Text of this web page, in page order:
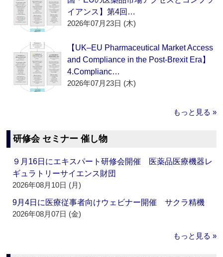
イアンス】第4回…
2026年07月23日 (木)
【UK–EU Pharmaceutical Market Access
and Compliance in the Post-Brexit Era】
4.Complianc…
2026年07月23日 (木)
もっと見る »
研修会 セミナー 催し物
９月16日にエキスパート研修会開催 医薬品医療機器レ
ギュラトリーサイエンス財団
2026年08月10日 (月)
9月4日に医療従事者向けウェビナー開催 サクラ精機
2026年08月07日 (金)
もっと見る »